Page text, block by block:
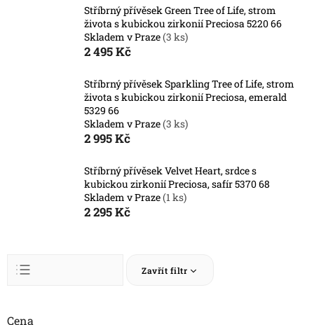
Stříbrný přívěsek Green Tree of Life, strom
života s kubickou zirkonií Preciosa 5220 66
Skladem v Praze(3 ks)
2 495 Kč
Stříbrný přívěsek Sparkling Tree of Life, strom
života s kubickou zirkonií Preciosa, emerald
5329 66
Skladem v Praze(3 ks)
2 995 Kč
Stříbrný přívěsek Velvet Heart, srdce s
kubickou zirkonií Preciosa, safír 5370 68
Skladem v Praze(1 ks)
2 295 Kč
Ř
Zavřít filtr
Cena